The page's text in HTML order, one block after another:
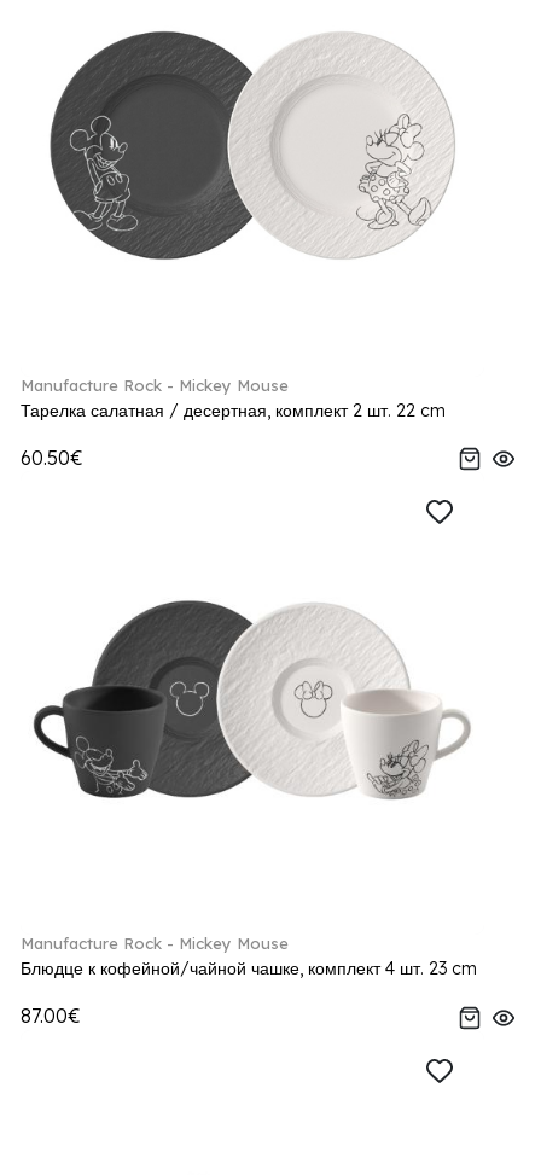
Manufacture Rock - Mickey Mouse
Тарелка салатная / десертная, комплект 2 шт. 22 cm
60.50€
Manufacture Rock - Mickey Mouse
Блюдце к кофейной/чайной чашке, комплект 4 шт. 23 cm
87.00€